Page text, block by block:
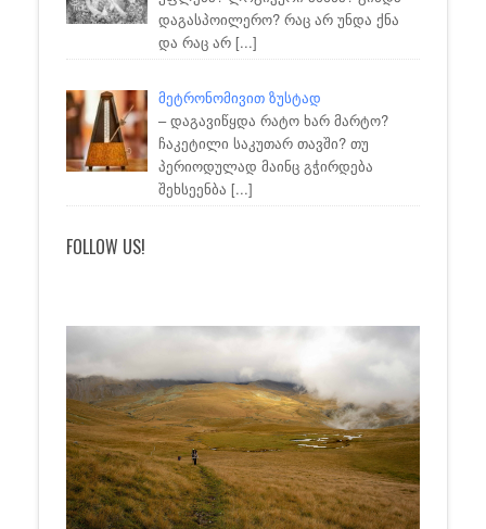
დაგასპოილერო? რაც არ უნდა ქნა
და რაც არ [...]
მეტრონომივით ზუსტად
– დაგავიწყდა რატო ხარ მარტო?
ჩაკეტილი საკუთარ თავში? თუ
პერიოდულად მაინც გჭირდება
შეხსეენბა [...]
FOLLOW US!